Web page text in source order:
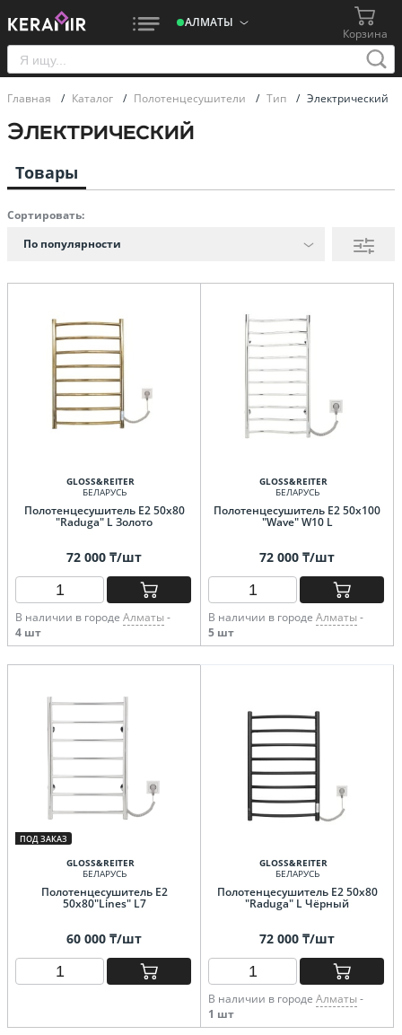
АЛМАТЫ
Корзина
Главная / Каталог / Полотенцесушители / Тип / Электрический
Электрический
Товары
Сортировать:
По популярности
GLOSS&REITER
БЕЛАРУСЬ
Полотенцесушитель E2 50х80
"Raduga" L Золото
72 000 ₸/шт
В наличии в городе Алматы -
4 шт
GLOSS&REITER
БЕЛАРУСЬ
Полотенцесушитель E2 50x100
"Wave" W10 L
72 000 ₸/шт
В наличии в городе Алматы -
5 шт
ПОД ЗАКАЗ
GLOSS&REITER
БЕЛАРУСЬ
Полотенцесушитель E2
50x80"Lines" L7
60 000 ₸/шт
GLOSS&REITER
БЕЛАРУСЬ
Полотенцесушитель E2 50х80
"Raduga" L Чёрный
72 000 ₸/шт
В наличии в городе Алматы -
1 шт